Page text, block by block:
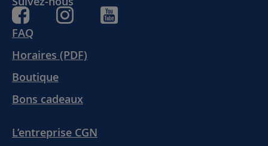
FAQ
Horaires (PDF)
Boutique
Bons cadeaux
L’entreprise CGN